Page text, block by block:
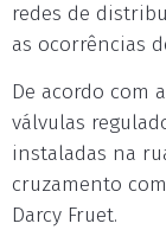
redes de
as ocorrências
De acordo com
válvulas
instaladas na
cruzamento
Darcy Fruet.